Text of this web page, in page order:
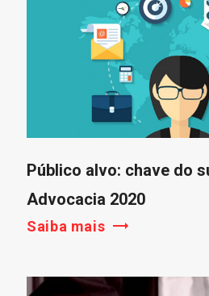
Público alvo: chave do
Advocacia 2020
Saiba mais